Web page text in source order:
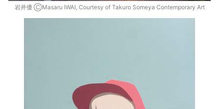
岩井優 ⒸMasaru IWAI, Courtesy of Takuro Someya Contemporary Art